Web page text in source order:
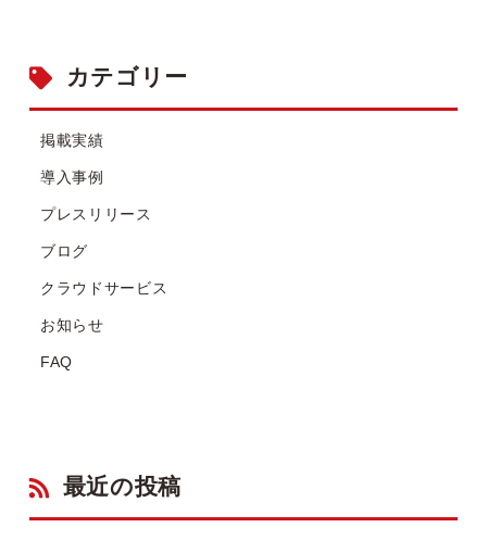
カテゴリー
掲載実績
導入事例
プレスリリース
ブログ
クラウドサービス
お知らせ
FAQ
最近の投稿